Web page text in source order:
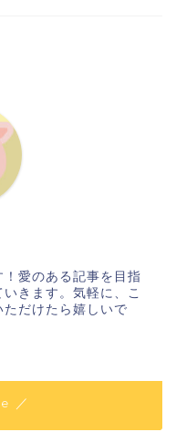
愛のある記事を目指
きます。気軽に、こ
だけたら嬉しいで
／